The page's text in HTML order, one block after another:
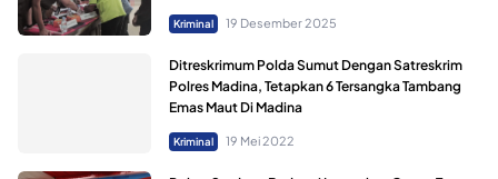
Kriminal 19 Desember 2025
Ditreskrimum Polda Sumut Dengan Satreskrim
Polres Madina, Tetapkan 6 Tersangka Tambang
Emas Maut Di Madina
Kriminal 19 Mei 2022